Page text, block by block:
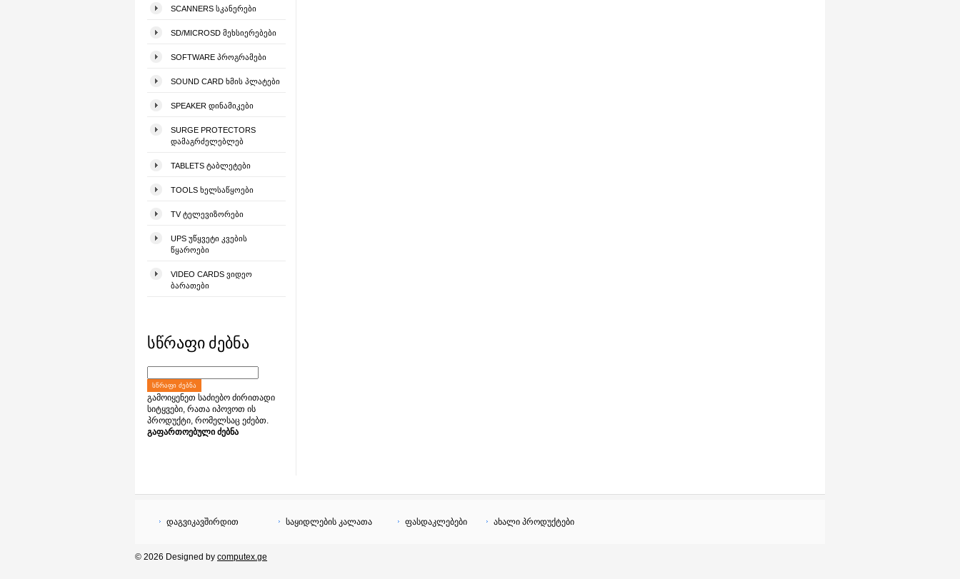
SCANNERS ᲡᲙᲐᲜᲔᲠᲔᲑᲘ
SD/MICROSD ᲛᲔᲮᲡᲘᲔᲠᲔᲑᲔᲑᲘ
SOFTWARE ᲞᲠᲝᲒᲠᲐᲛᲔᲑᲘ
SOUND CARD ᲮᲛᲘᲡ ᲞᲚᲐᲢᲔᲑᲘ
SPEAKER ᲓᲘᲜᲐᲛᲘᲙᲔᲑᲘ
SURGE PROTECTORS
ᲓᲐᲛᲐᲒᲠᲫᲔᲚᲔᲑᲚᲔᲑ
TABLETS ᲢᲐᲑᲚᲔᲢᲔᲑᲘ
TOOLS ᲮᲔᲚᲡᲐᲬᲧᲝᲔᲑᲘ
TV ᲢᲔᲚᲔᲕᲘᲖᲝᲠᲔᲑᲘ
UPS ᲣᲬᲧᲕᲔᲢᲘ ᲙᲕᲔᲑᲘᲡ
ᲬᲧᲐᲠᲝᲔᲑᲘ
VIDEO CARDS ᲕᲘᲓᲔᲝ
ᲑᲐᲠᲐᲗᲔᲑᲘ
სწრაფი ძებნა
ᲡᲬᲠᲐᲤᲘ ᲫᲔᲑᲜᲐ
გამოიყენეთ საძიებო ძირითადი
სიტყვები, რათა იპოვოთ ის
პროდუქტი, რომელსაც ეძებთ.
გაფართოებული ძებნა
დაგვიკავშირდით საყიდლების კალათა ფასდაკლებები ახალი პროდუქტები
© 2026 Designed by computex.ge